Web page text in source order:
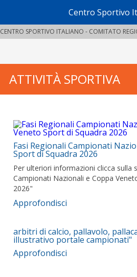
Centro Sportivo
CENTRO SPORTIVO ITALIANO - COMITATO
ATTIVITÀ SPORTIVA
Fasi Regionali Campionati
Sport di Squadra 2026
Per ulteriori informazioni clicca sulla
Campionati Nazionali e Coppa
2026"
Approfondisci
arbitri di calcio, pallavolo,
illustrativo portale campionati"
Approfondisci